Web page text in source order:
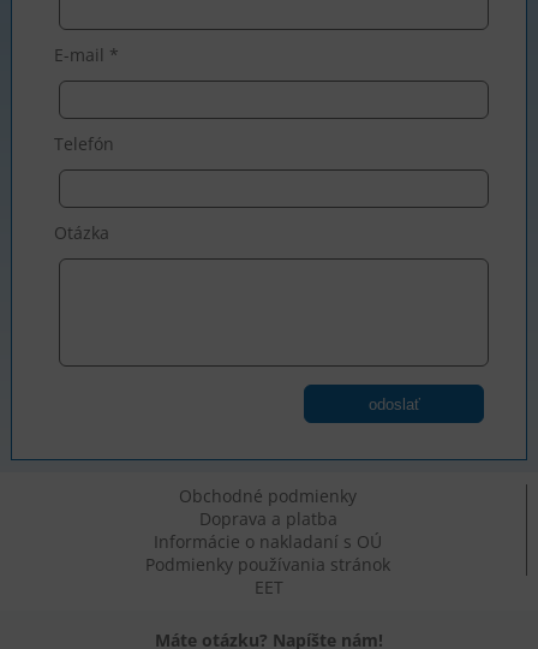
E-mail *
Telefón
Otázka
odoslať
Obchodné podmienky
Doprava a platba
Informácie o nakladaní s OÚ
Podmienky používania stránok
EET
Máte otázku? Napíšte nám!